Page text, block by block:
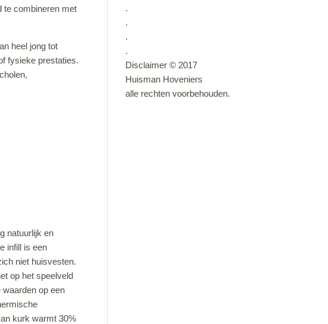
te combineren met
heel jong tot
fysieke prestaties.
natuurlijk en
infill is een
niet huisvesten.
op het speelveld
op een
kurk warmt 30%
.
.
.
.
Disclaimer © 2017
Huisman Hoveniers
alle rechten voorbehouden.